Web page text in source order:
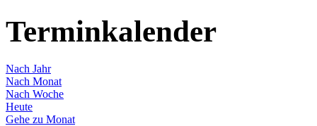
Terminkalender
Nach Jahr
Nach Monat
Nach Woche
Heute
Gehe zu Monat